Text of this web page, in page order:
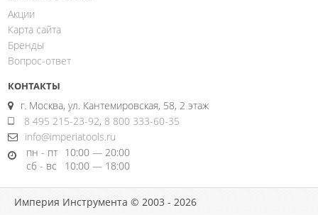
Акции
Карта сайта
Бренды
Вопрос-ответ
КОНТАКТЫ
г. Москва, ул. Кантемировская, 58, 2 этаж
8 495 215-23-92, 8 800 333-60-35
info@imperiatools.ru
пн - пт 10:00 — 20:00
сб - вс
10:00 — 18:00
Империя Инструмента © 2003 - 2026